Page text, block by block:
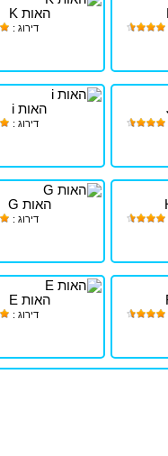
האות K
דירוג :
האות i
דירוג :
האות G
דירוג :
האות E
דירוג :